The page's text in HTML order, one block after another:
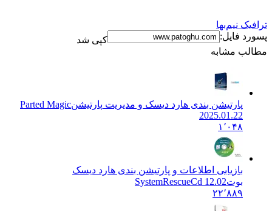
ترافیک نیم‌بها
پسورد فایل:
کپی شد
مطالب مشابه
پارتیشن بندی هارد دیسک و مدیریت پارتیشنParted Magic
2025.01.22
۱٬۰۴۸
بازیابی اطلاعات و پارتیشن بندی هارد دیسک
بوتSystemRescueCd 12.02
۲۲٬۸۸۹